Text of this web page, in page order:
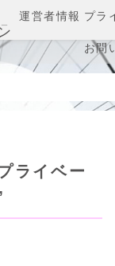
運営者情報 プラ
お問
ライベー